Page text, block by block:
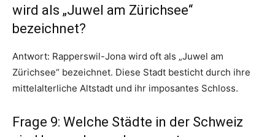
wird als „Juwel am Zürichsee“
bezeichnet?
Antwort: Rapperswil-Jona wird oft als „Juwel am
Zürichsee“ bezeichnet. Diese Stadt besticht durch ihre
mittelalterliche Altstadt und ihr imposantes Schloss.
Frage 9: Welche Städte in der Schweiz